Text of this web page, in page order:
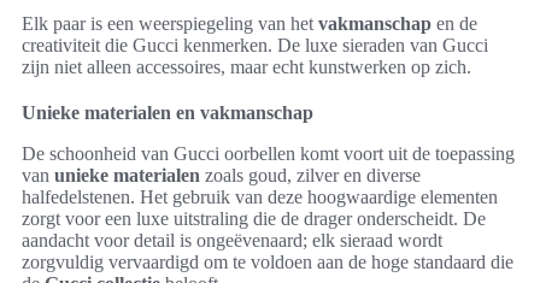
Elk paar is een weerspiegeling van het vakmanschap en de
creativiteit die Gucci kenmerken. De luxe sieraden van Gucci
zijn niet alleen accessoires, maar echt kunstwerken op zich.
Unieke materialen en vakmanschap
De schoonheid van Gucci oorbellen komt voort uit de toepassing
van unieke materialen zoals goud, zilver en diverse
halfedelstenen. Het gebruik van deze hoogwaardige elementen
zorgt voor een luxe uitstraling die de drager onderscheidt. De
aandacht voor detail is ongeëvenaard; elk sieraad wordt
zorgvuldig vervaardigd om te voldoen aan de hoge standaard die